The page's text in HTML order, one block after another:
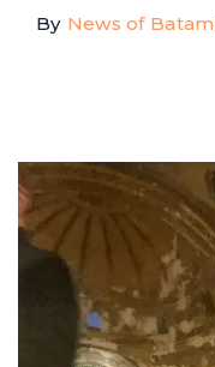
By News of Batam